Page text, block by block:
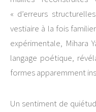
« d’erreurs
vestiaire à la fois
expérimentale, Mihara
langage poétique,
formes apparemment
Un sentiment de